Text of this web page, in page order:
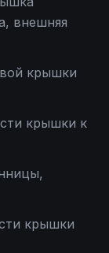
внешняя
крышки
крышки к
крышки